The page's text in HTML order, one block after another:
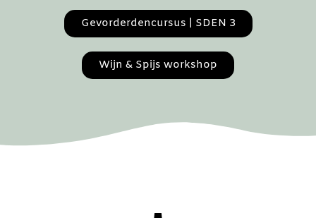
Gevorderdencursus | SDEN 3
Wijn & Spijs workshop